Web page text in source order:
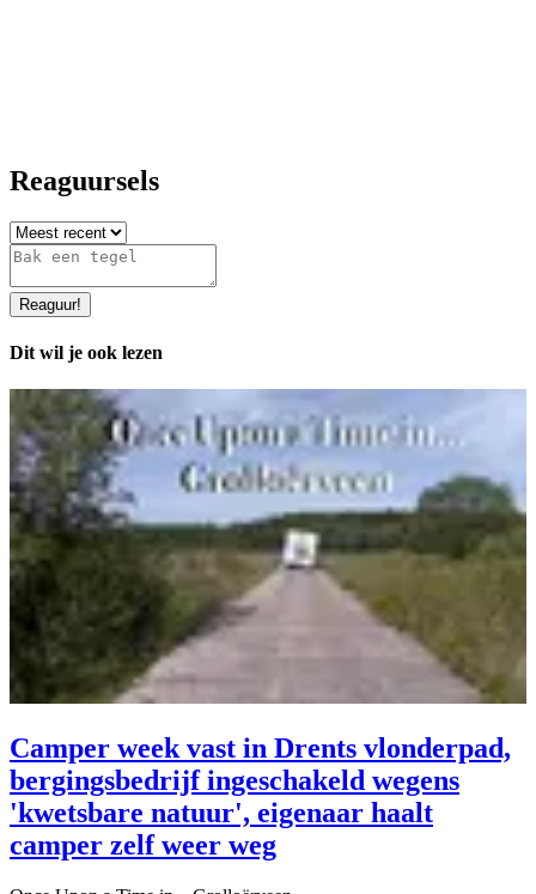
Reaguursels
Reaguur!
Dit wil je ook lezen
Camper week vast in Drents vlonderpad,
bergingsbedrijf ingeschakeld wegens
'kwetsbare natuur', eigenaar haalt
camper zelf weer weg